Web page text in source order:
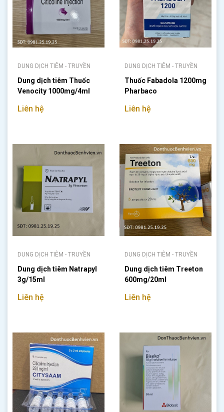
DUNG DỊCH TIÊM - TRUYỀN
Dung dịch tiêm Thuốc
Venocity 1000mg/4ml
Liên hệ
DUNG DỊCH TIÊM - TRUYỀN
Thuốc Fabadola 1200mg
Pharbaco
Liên hệ
DUNG DỊCH TIÊM - TRUYỀN
Dung dịch tiêm Natrapyl
3g/15ml
Liên hệ
DUNG DỊCH TIÊM - TRUYỀN
Dung dịch tiêm Treeton
600mg/20ml
Liên hệ